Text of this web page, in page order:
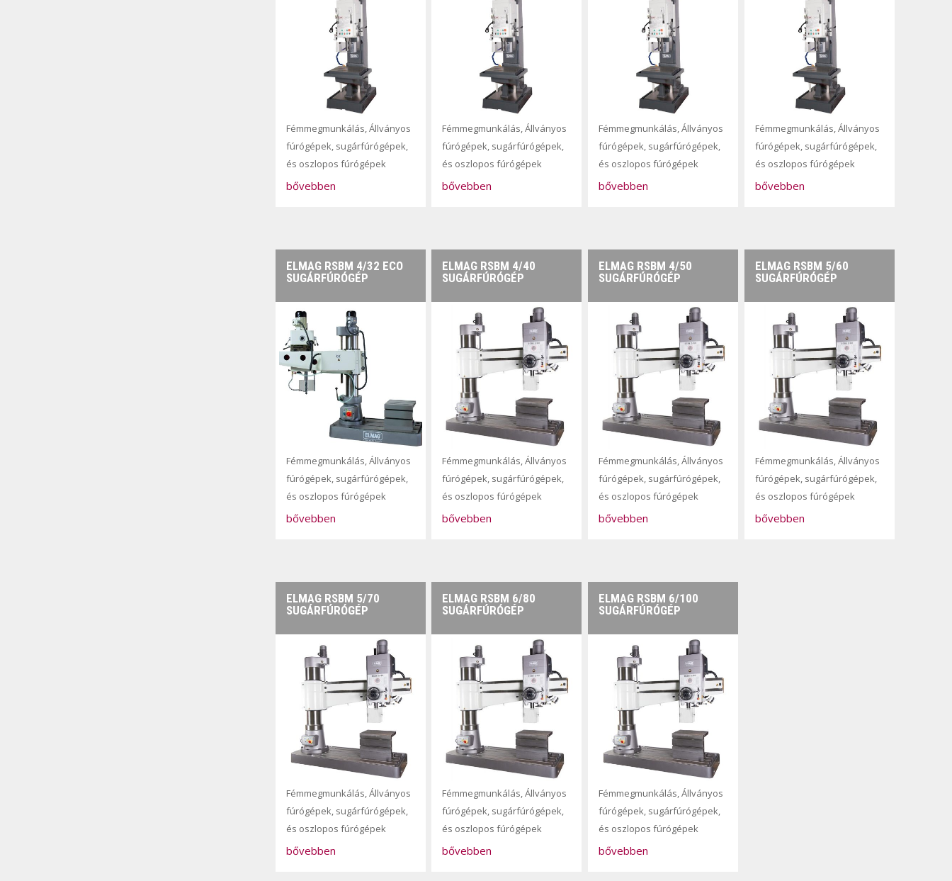
Fémmegmunkálás,Állványos
fúrógépek, sugárfúrógépek,
és oszlopos fúrógépek
bővebben
ELMAG RSBM 4/32 ECO
SUGÁRFÚRÓGÉP
Fémmegmunkálás,Állványos
fúrógépek, sugárfúrógépek,
és oszlopos fúrógépek
bővebben
ELMAG RSBM 5/70
SUGÁRFÚRÓGÉP
Fémmegmunkálás,Állványos
fúrógépek, sugárfúrógépek,
és oszlopos fúrógépek
bővebben
Fémmegmunkálás,Állványos
fúrógépek, sugárfúrógépek,
és oszlopos fúrógépek
bővebben
ELMAG RSBM 4/40
SUGÁRFÚRÓGÉP
Fémmegmunkálás,Állványos
fúrógépek, sugárfúrógépek,
és oszlopos fúrógépek
bővebben
ELMAG RSBM 6/80
SUGÁRFÚRÓGÉP
Fémmegmunkálás,Állványos
fúrógépek, sugárfúrógépek,
és oszlopos fúrógépek
bővebben
Fémmegmunkálás,Állványos
fúrógépek, sugárfúrógépek,
és oszlopos fúrógépek
bővebben
ELMAG RSBM 4/50
SUGÁRFÚRÓGÉP
Fémmegmunkálás,Állványos
fúrógépek, sugárfúrógépek,
és oszlopos fúrógépek
bővebben
ELMAG RSBM 6/100
SUGÁRFÚRÓGÉP
Fémmegmunkálás,Állványos
fúrógépek, sugárfúrógépek,
és oszlopos fúrógépek
bővebben
Fémmegmunkálás,Állványos
fúrógépek, sugárfúrógépek,
és oszlopos fúrógépek
bővebben
ELMAG RSBM 5/60
SUGÁRFÚRÓGÉP
Fémmegmunkálás,Állványos
fúrógépek, sugárfúrógépek,
és oszlopos fúrógépek
bővebben